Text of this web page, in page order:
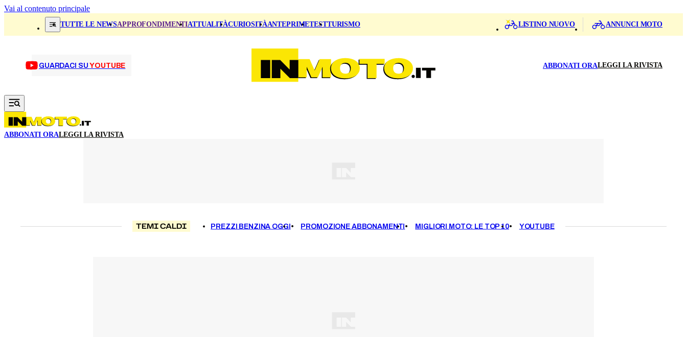
Vai al contenuto principale
TUTTE LE NEWSAPPROFONDIMENTIATTUALITÀCURIOSITÀANTEPRIMETESTTURISMO LISTINO NUOVO ANNUNCI MOTO
GUARDACI SUYOUTUBE ABBONATI ORALEGGI LA RIVISTA
ABBONATI ORALEGGI LA RIVISTA
TEMI CALDI PREZZI BENZINA OGGI PROMOZIONE ABBONAMENTI MIGLIORI MOTO: LE TOP 10 YOUTUBE